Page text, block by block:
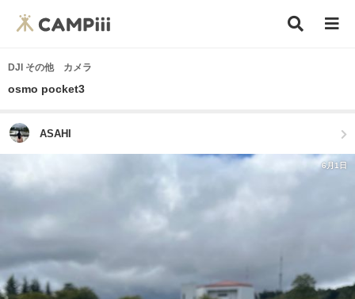
DJI その他 カメラ
osmo pocket3
ASAHI
6月1日